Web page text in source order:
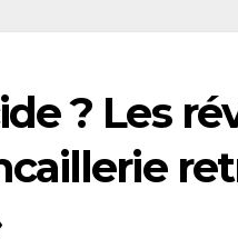
? Les